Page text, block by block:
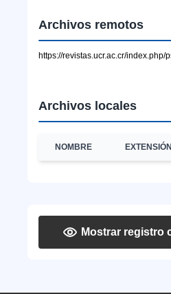
Archivos remotos
https://revistas.ucr.ac.cr/index.php/
Archivos locales
NOMBRE EXTENSIÓN
Mostrar registro